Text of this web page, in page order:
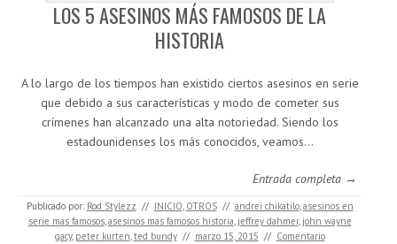
LOS 5 ASESINOS MÁS FAMOSOS DE LA
HISTORIA
A lo largo de los tiempos han existido ciertos asesinos en serie
que debido a sus características y modo de cometer sus
crímenes han alcanzado una alta notoriedad. Siendo los
estadounidenses los más conocidos, veamos…
Entrada completa →
Publicado por: Rod Stylezz // INICIO, OTROS // andrei chikatilo,asesinos en
serie mas famosos,asesinos mas famosos historia, jeffrey dahmer, john wayne
gacy, peter kurten,ted bundy // marzo 15, 2015 // Comentario